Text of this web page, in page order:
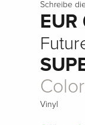
Schreibe
Vinyl